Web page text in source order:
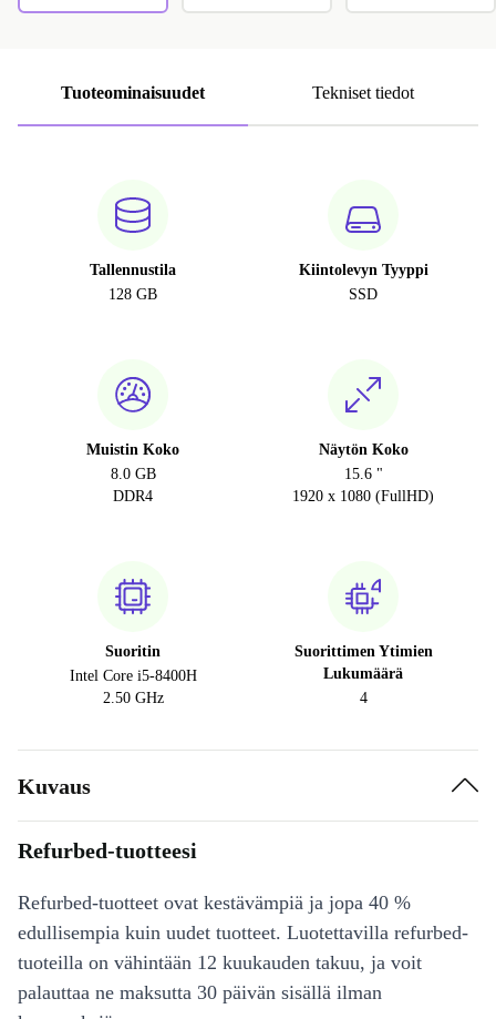
Tuoteominaisuudet Tekniset tiedot
Tallennustila
128 GB
Kiintolevyn Tyyppi
SSD
Muistin Koko
8.0 GB
DDR4
Näytön Koko
15.6 "
1920 x 1080 (FullHD)
Suoritin
Intel Core i5-8400H
2.50 GHz
Suorittimen Ytimien
Lukumäärä
4
Kuvaus
Refurbed-tuotteesi
Refurbed-tuotteet ovat kestävämpiä ja jopa 40 %
edullisempia kuin uudet tuotteet. Luotettavilla refurbed-
tuoteilla on vähintään 12 kuukauden takuu, ja voit
palauttaa ne maksutta 30 päivän sisällä ilman